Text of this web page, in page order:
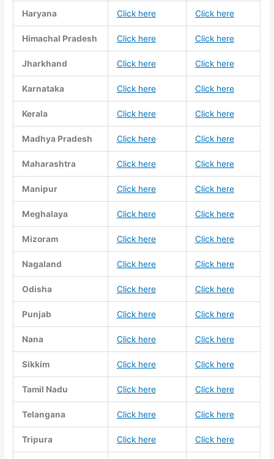
Haryana Click here Click here
Himachal Pradesh Click here Click here
Jharkhand Click here Click here
Karnataka Click here Click here
Kerala Click here Click here
Madhya Pradesh Click here Click here
Maharashtra Click here Click here
Manipur Click here Click here
Meghalaya Click here Click here
Mizoram Click here Click here
Nagaland Click here Click here
Odisha Click here Click here
Punjab Click here Click here
Nana Click here Click here
Sikkim Click here Click here
Tamil Nadu Click here Click here
Telangana Click here Click here
Tripura Click here Click here